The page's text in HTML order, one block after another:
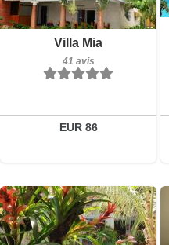
Villa Mia
41 avis
EUR 86
Réserver